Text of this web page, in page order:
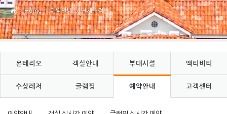
Home 예약안내 단체견적
몬테리오 객실안내 부대시설 액티비티
수상레저 글램핑 예약안내 고객센터